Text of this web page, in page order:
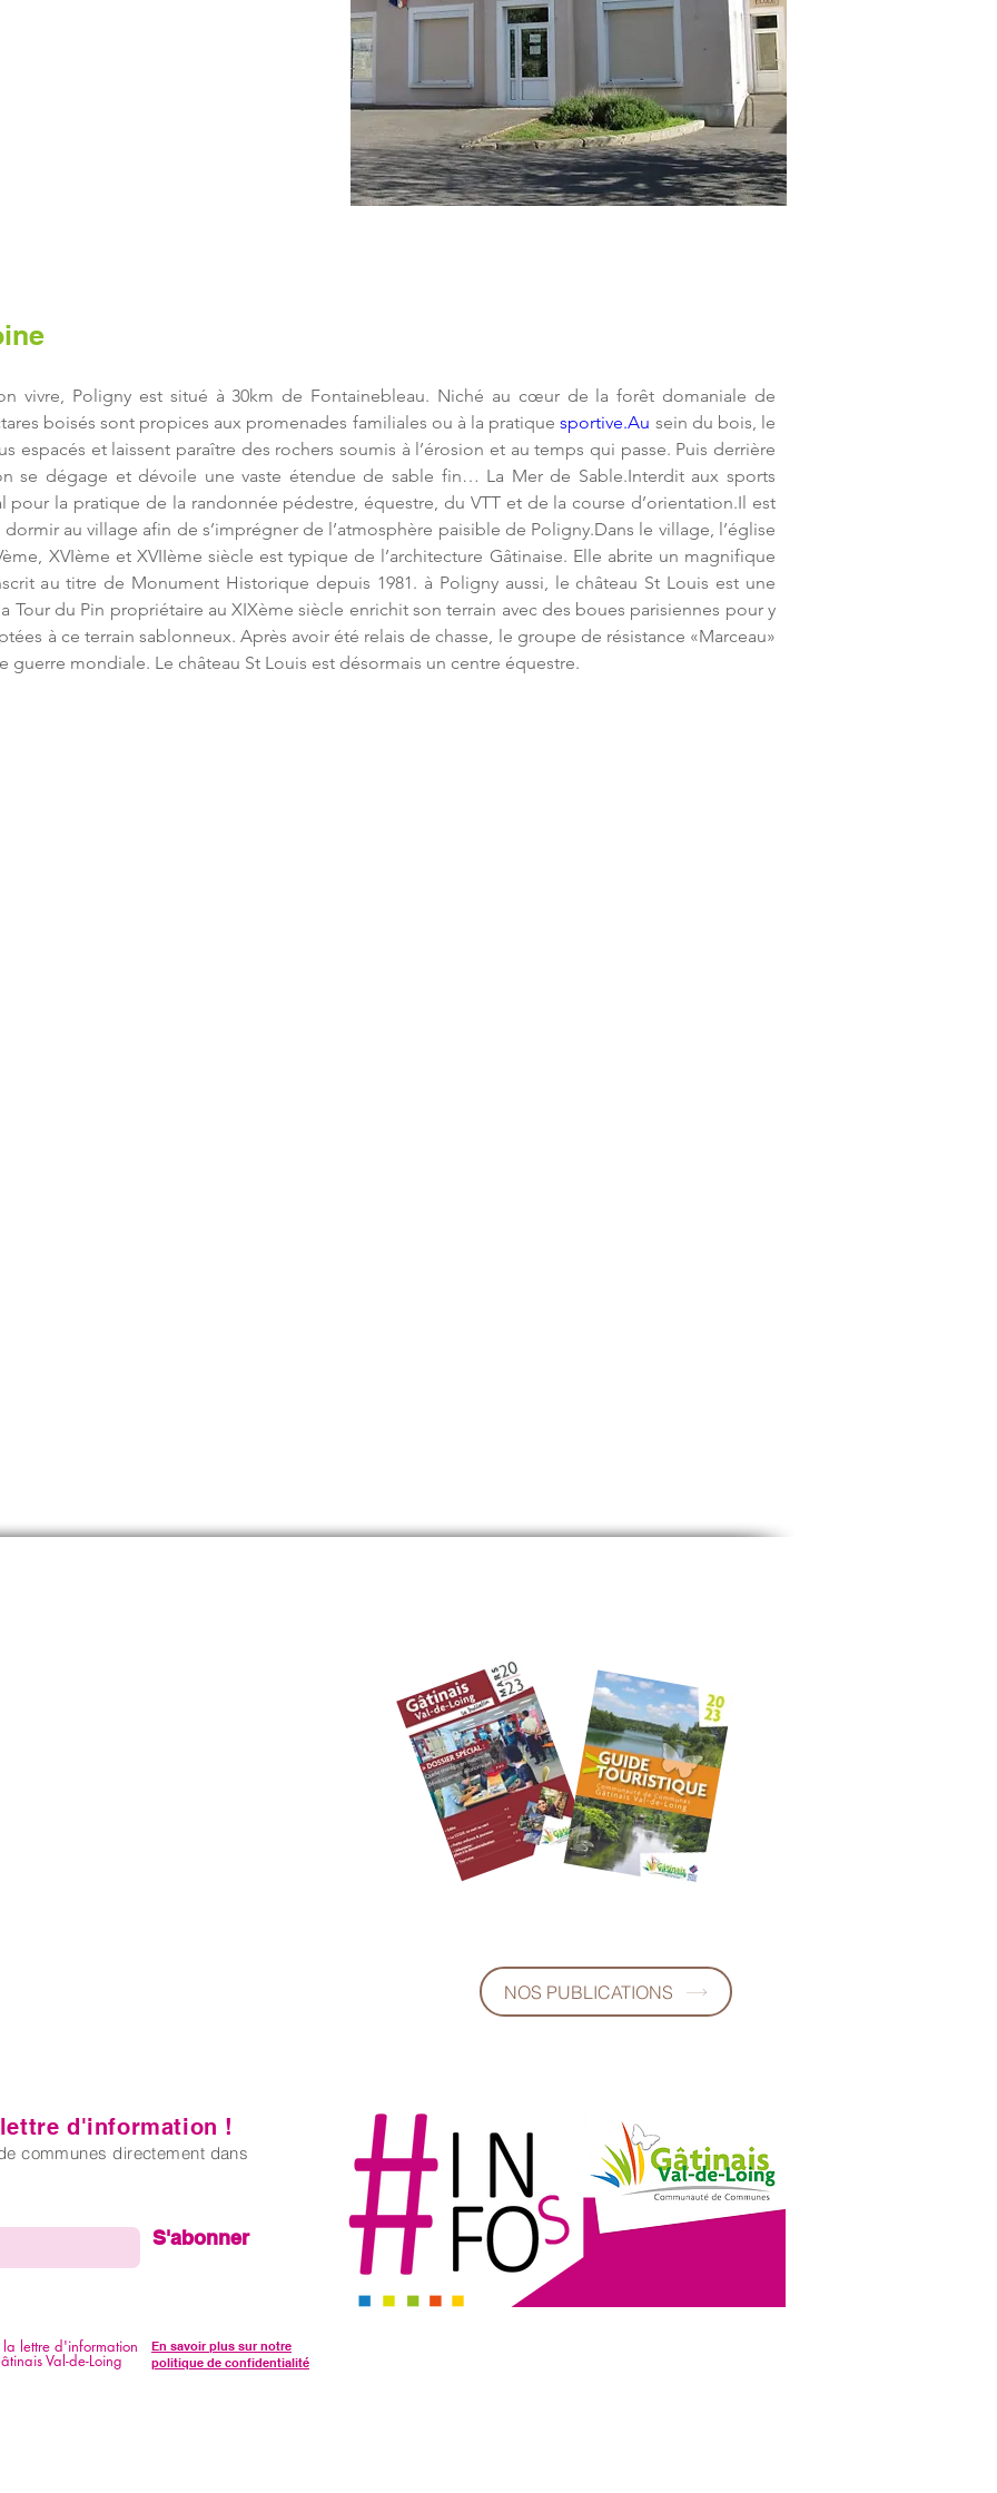
vivre, Poligny est situé à 30km de Fontainebleau. Niché au cœur de la forêt domaniale de
boisés sont propices aux promenades familiales ou à la pratique sportive.Au sein du bois, le
espacés et laissent paraître des rochers soumis à l’érosion et au temps qui passe. Puis derrière
se dégage et dévoile une vaste étendue de sable fin… La Mer de Sable.Interdit aux sports
pour la pratique de la randonnée pédestre, équestre, du VTT et de la course d’orientation.Il est
au village afin de s’imprégner de l’atmosphère paisible de Poligny.Dans le village, l’église
XVIème et XVIIème siècle est typique de l’architecture Gâtinaise. Elle abrite un magnifique
au titre de Monument Historique depuis 1981. à Poligny aussi, le château St Louis est une
Tour du Pin propriétaire au XIXème siècle enrichit son terrain avec des boues parisiennes pour y
à ce terrain sablonneux. Après avoir été relais de chasse, le groupe de résistance «Marceau»
guerre mondiale. Le château St Louis est désormais un centre équestre.
NOS PUBLICATIONS
d'information !
communes directement dans
S'abonner
lettre d'information
Val-de-Loing
En savoir plus sur notre
politique de confidentialité